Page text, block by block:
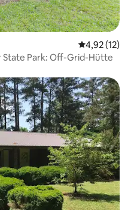
4,92 (12)
State Park: Off-Grid-Hütte